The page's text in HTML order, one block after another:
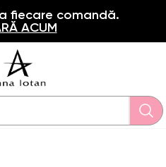
fiecare comandă.
ACUM